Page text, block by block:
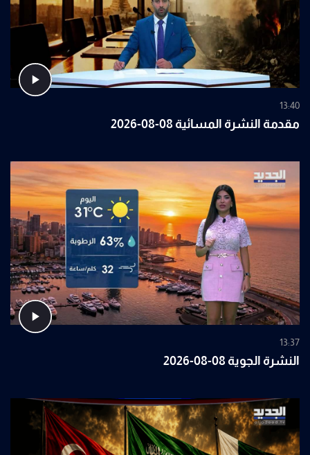
13:40
مقدمة النشرة المسائية 08-08-2026
13:37
النشرة الجوية 08-08-2026